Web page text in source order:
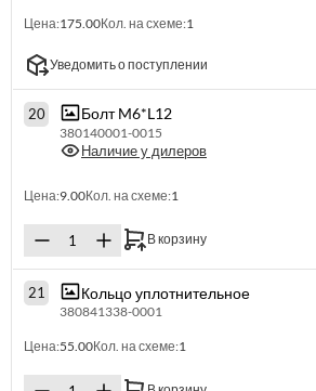
Цена:175.00Кол. на схеме:1
Уведомить о поступлении
20 Болт M6*L12
380140001-0015
Наличие у дилеров
Цена:9.00Кол. на схеме:1
В корзину
21 Кольцо уплотнительное
380841338-0001
Цена:55.00Кол. на схеме:1